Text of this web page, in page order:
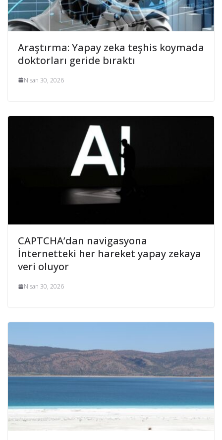
Araştırma: Yapay zeka teşhis koymada
doktorları geride bıraktı
Nisan 30, 2026
CAPTCHA’dan navigasyona
İnternetteki her hareket yapay zekaya
veri oluyor
Nisan 30, 2026